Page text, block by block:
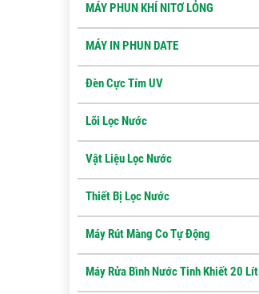
MÁY PHUN KHÍ NITƠ LỎNG
MÁY IN PHUN DATE
Đèn Cực Tím UV
Lõi Lọc Nước
Vật Liệu Lọc Nước
Thiết Bị Lọc Nước
Máy Rút Màng Co Tự Động
Máy Rửa Bình Nước Tinh Khiết 20 Lít